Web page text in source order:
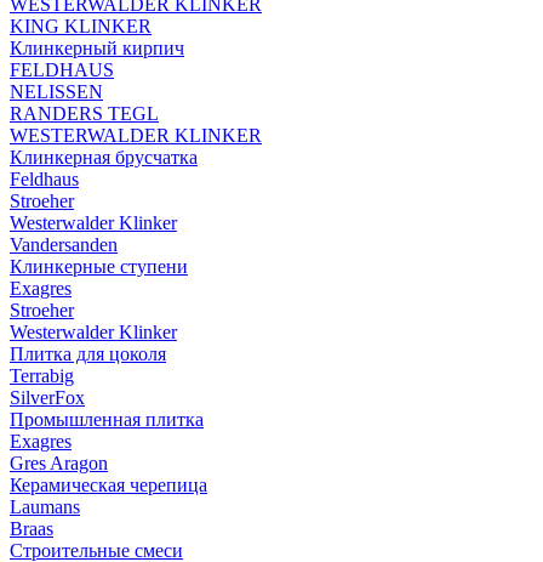
WESTERWALDER KLINKER
KING KLINKER
Клинкерный кирпич
FELDHAUS
NELISSEN
RANDERS TEGL
WESTERWALDER KLINKER
Клинкерная брусчатка
Feldhaus
Stroeher
Westerwalder Klinker
Vandersanden
Клинкерные ступени
Exagres
Stroeher
Westerwalder Klinker
Плитка для цоколя
Terrabig
SilverFox
Промышленная плитка
Exagres
Gres Aragon
Керамическая черепица
Laumans
Braas
Строительные смеси